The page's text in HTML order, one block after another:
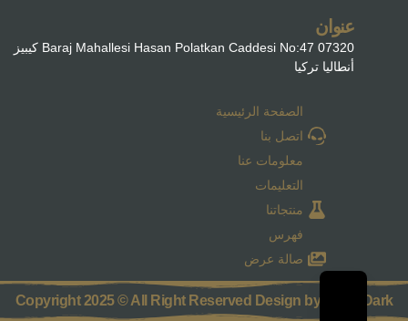
عنوان
Baraj Mahallesi Hasan Polatkan Caddesi No:47 07320 كيبيز
أنطاليا تركيا
الصفحة الرئيسية
اتصل بنا
معلومات عنا
التعليمات
منتجاتنا
فهرس
صالة عرض
Copyright 2025 © All Right Reserved Design by Parra Dark